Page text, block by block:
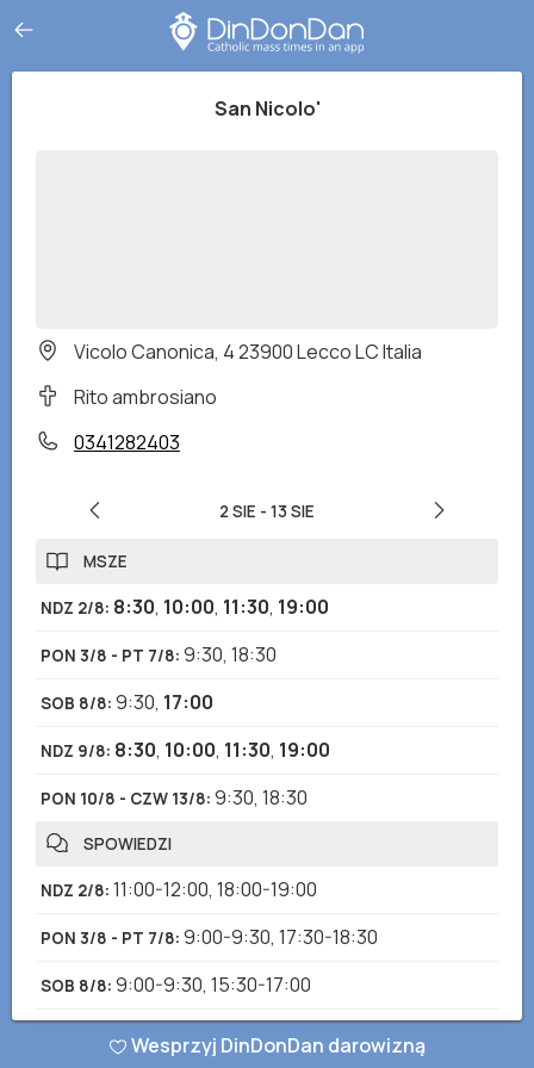
San Nicolo'
Vicolo Canonica, 4 23900 Lecco LC Italia
Rito ambrosiano
0341282403
2 SIE - 13 SIE
MSZE
NDZ 2/8: 8:30, 10:00, 11:30, 19:00
PON 3/8 - PT 7/8: 9:30, 18:30
SOB 8/8: 9:30, 17:00
NDZ 9/8: 8:30, 10:00, 11:30, 19:00
PON 10/8 - CZW 13/8: 9:30, 18:30
SPOWIEDZI
NDZ 2/8: 11:00-12:00, 18:00-19:00
PON 3/8 - PT 7/8: 9:00-9:30, 17:30-18:30
SOB 8/8: 9:00-9:30, 15:30-17:00
11:00-12:00 , 18:00-19:00
Wesprzyj DinDonDan darowizną